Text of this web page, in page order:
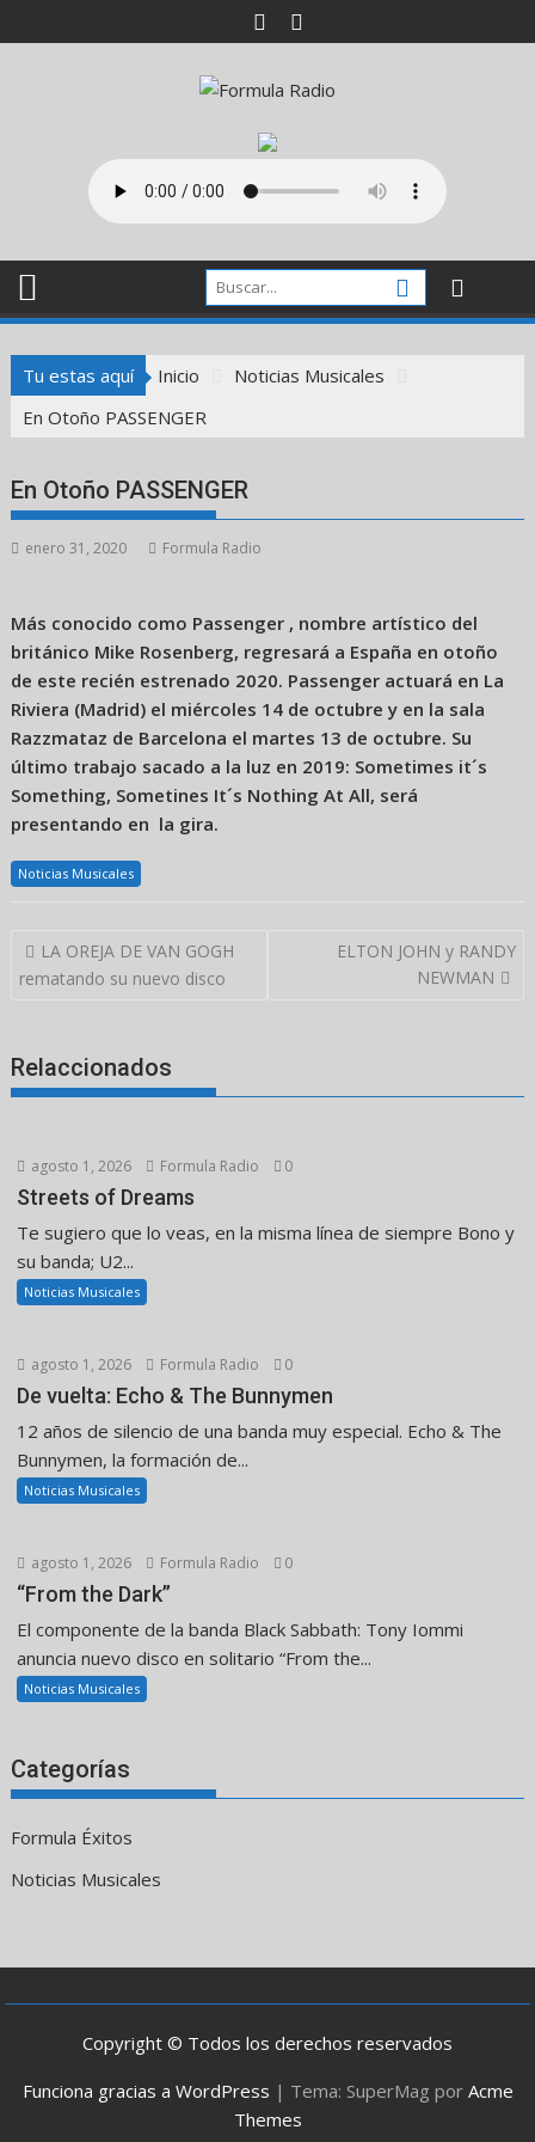
al
Tu estas aquí Inicio
Noticias Musicales
En Otoño PASSENGER
En Otoño PASSENGER
enero 31, 2020 Formula Radio
Más conocido como Passenger , nombre artístico del
británico Mike Rosenberg, regresará a España en otoño
de este recién estrenado 2020. Passenger actuará en La
Riviera (Madrid) el miércoles 14 de octubre y en la sala
Razzmataz de Barcelona el martes 13 de octubre. Su
último trabajo sacado a la luz en 2019: Sometimes it´s
Something, Sometines It´s Nothing At All, será
presentando en la gira.
Noticias Musicales
Navegación
de
LA OREJA DE VAN GOGH
rematando su nuevo disco
ELTON JOHN y RANDY
NEWMAN
Relaccionados
agosto 1, 2026 Formula Radio 0
Streets of Dreams
Te sugiero que lo veas, en la misma línea de siempre Bono y
su banda; U2...
Noticias Musicales
agosto 1, 2026 Formula Radio 0
De vuelta: Echo & The Bunnymen
12 años de silencio de una banda muy especial. Echo & The
Bunnymen, la formación de...
Noticias Musicales
agosto 1, 2026 Formula Radio 0
“From the Dark”
El componente de la banda Black Sabbath: Tony Iommi
anuncia nuevo disco en solitario “From the...
Noticias Musicales
Categorías
Formula Éxitos
Noticias Musicales
Copyright © Todos los derechos reservados
Funciona gracias a WordPress | Tema: SuperMag por Acme
Themes